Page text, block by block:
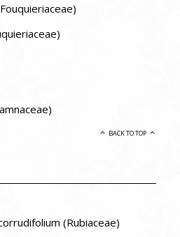
BACK TO TOP
(Rubiaceae)